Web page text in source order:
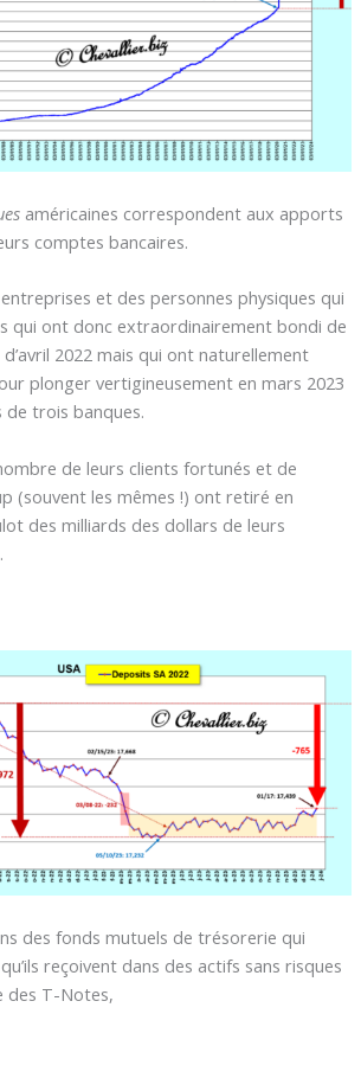
américaines correspondent aux apports
comptes bancaires.
et des personnes physiques qui
qui ont donc extraordinairement bondi de
2022 mais qui ont naturellement
plonger vertigineusement en mars 2023
de trois banques.
de leurs clients fortunés et de
(souvent les mêmes !) ont retiré en
des milliards des dollars de leurs
des fonds mutuels de trésorerie qui
reçoivent dans des actifs sans risques
des T-Notes,